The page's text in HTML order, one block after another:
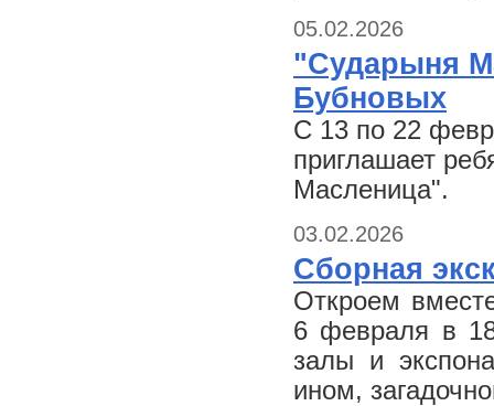
05.02.2026
"Сударыня
Бубновых
С 13 по 22
приглашает
Масленица".
03.02.2026
Сборная
Откроем
6 февраля в
залы и
ином,